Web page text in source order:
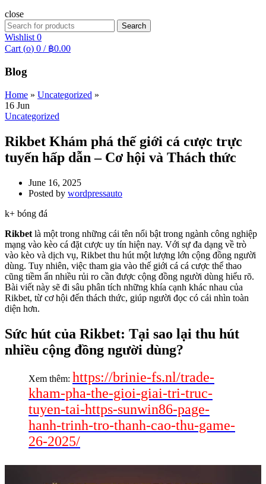
close
Search
for:
Search
Wishlist 0
Cart (o) 0 / ฿0.00
Blog
Home » Uncategorized »
16 Jun
Uncategorized
Rikbet Khám phá thế giới cá cược trực
tuyến hấp dẫn – Cơ hội và Thách thức
June 16, 2025
Posted by wordpressauto
k+ bóng đá
Rikbet là một trong những cái tên nổi bật trong ngành công nghiệp
mạng vào kèo cá đặt cược uy tín hiện nay. Với sự đa dạng về trò
vào kèo và dịch vụ, Rikbet thu hút một lượng lớn cộng đồng người
dùng. Tuy nhiên, việc tham gia vào thế giới cá cá cược thể thao
cũng tiềm ẩn nhiều rủi ro cần được cộng đồng người dùng hiểu rõ.
Bài viết này sẽ đi sâu phân tích những khía cạnh khác nhau của
Rikbet, từ cơ hội đến thách thức, giúp người đọc có cái nhìn toàn
diện hơn.
Sức hút của Rikbet: Tại sao lại thu hút
nhiều cộng đồng người dùng?
Xem thêm: https://brinie-fs.nl/trade-
kham-pha-the-gioi-giai-tri-truc-
tuyen-tai-https-sunwin86-page-
hanh-trinh-tro-thanh-cao-thu-game-
26-2025/